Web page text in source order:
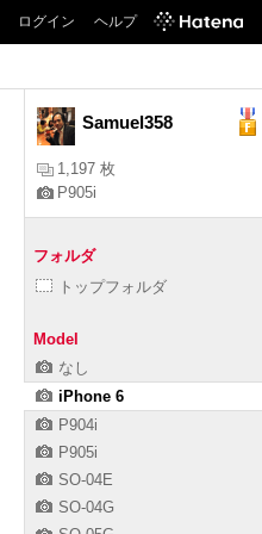
ログイン ヘルプ
Samuel358
1,197 枚
P905i
フォルダ
トップフォルダ
Model
なし
iPhone 6
P904i
P905i
SO-04E
SO-04G